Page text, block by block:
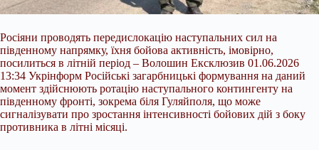
Росіяни проводять передислокацію наступальних сил на
південному напрямку, їхня бойова активність, імовірно,
посилиться в літній період – Волошин Ексклюзив 01.06.2026
13:34 Укрінформ Російські загарбницькі формування на даний
момент здійснюють ротацію наступального контингенту на
південному фронті, зокрема біля Гуляйполя, що може
сигналізувати про зростання інтенсивності бойових дій з боку
противника в літні місяці.